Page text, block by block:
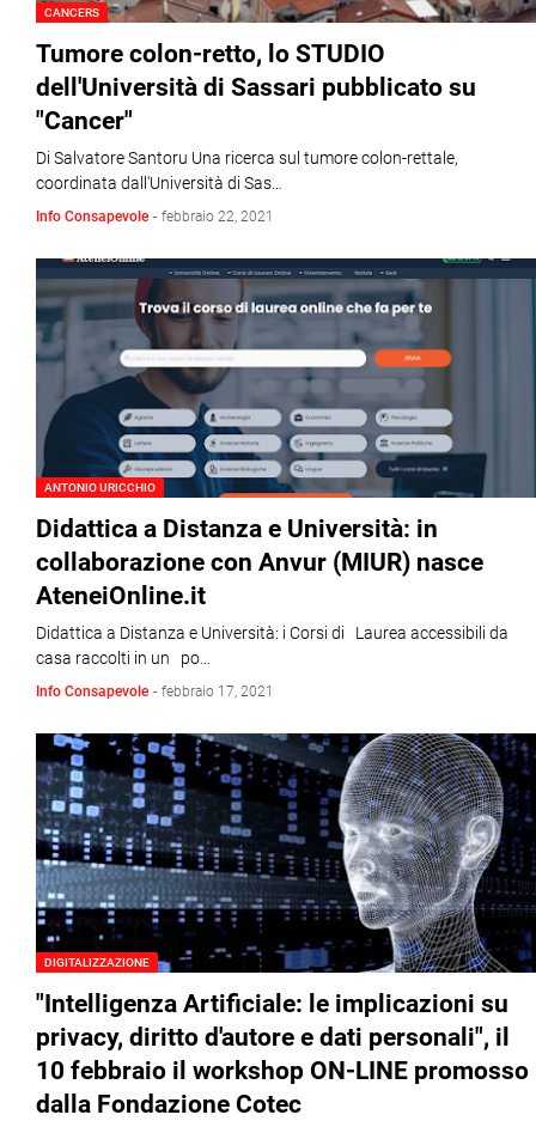
CANCERS
Tumore colon-retto, lo STUDIO
dell'Università di Sassari pubblicato su
"Cancer"
Di Salvatore Santoru Una ricerca sul tumore colon-rettale,
coordinata dall'Università di Sas…
Info Consapevole - febbraio 22, 2021
ANTONIO URICCHIO
Didattica a Distanza e Università: in
collaborazione con Anvur (MIUR) nasce
AteneiOnline.it
Didattica a Distanza e Università: i Corsi di Laurea accessibili da
casa raccolti in un po…
Info Consapevole - febbraio 17, 2021
DIGITALIZZAZIONE
"Intelligenza Artificiale: le implicazioni su
privacy, diritto d'autore e dati personali", il
10 febbraio il workshop ON-LINE promosso
dalla Fondazione Cotec